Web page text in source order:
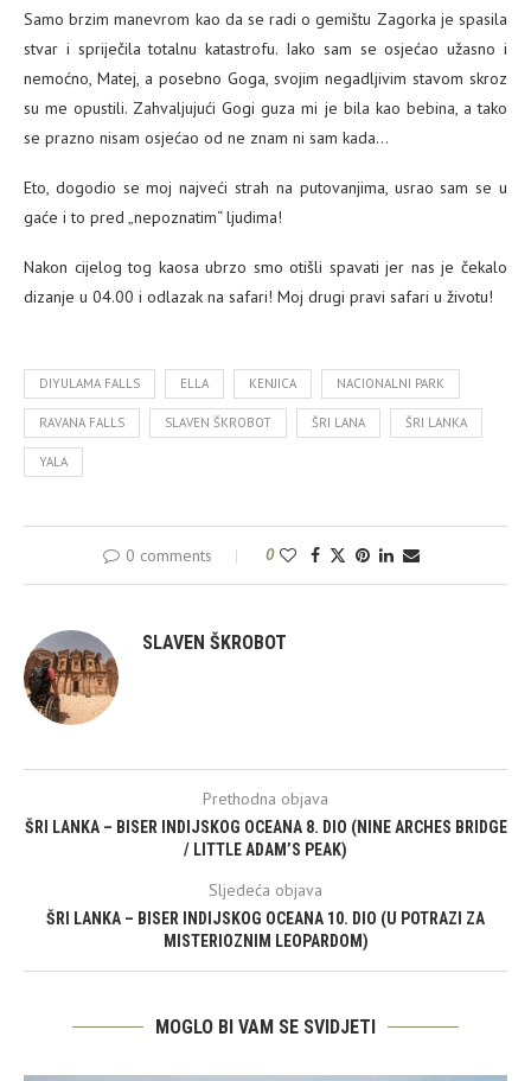
Samo brzim manevrom kao da se radi o gemištu Zagorka je spasila
stvar i spriječila totalnu katastrofu. Iako sam se osjećao užasno i
nemoćno, Matej, a posebno Goga, svojim negadljivim stavom skroz
su me opustili. Zahvaljujući Gogi guza mi je bila kao bebina, a tako
se prazno nisam osjećao od ne znam ni sam kada…
Eto, dogodio se moj najveći strah na putovanjima, usrao sam se u
gaće i to pred „nepoznatim“ ljudima!
Nakon cijelog tog kaosa ubrzo smo otišli spavati jer nas je čekalo
dizanje u 04.00 i odlazak na safari! Moj drugi pravi safari u životu!
DIYULAMA FALLS ELLA KENJICA NACIONALNI PARK
RAVANA FALLS SLAVEN ŠKROBOT ŠRI LANA ŠRI LANKA
YALA
0 comments 0
SLAVEN ŠKROBOT
Prethodna objava
ŠRI LANKA – BISER INDIJSKOG OCEANA 8. DIO (NINE ARCHES BRIDGE
/ LITTLE ADAM’S PEAK)
Sljedeća objava
ŠRI LANKA – BISER INDIJSKOG OCEANA 10. DIO (U POTRAZI ZA
MISTERIOZNIM LEOPARDOM)
MOGLO BI VAM SE SVIDJETI